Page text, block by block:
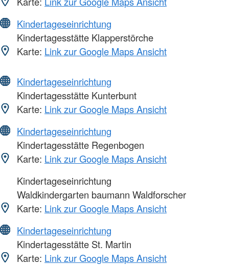
Kindertageseinrichtung
Kindertagesstätte Klapperstörche
Karte: Link zur Google Maps Ansicht
Kindertageseinrichtung
Kindertagesstätte Kunterbunt
Karte: Link zur Google Maps Ansicht
Kindertageseinrichtung
Kindertagesstätte Regenbogen
Karte: Link zur Google Maps Ansicht
Kindertageseinrichtung
Waldkindergarten baumann Waldforscher
Karte: Link zur Google Maps Ansicht
Kindertageseinrichtung
Kindertagesstätte St. Martin
Karte: Link zur Google Maps Ansicht